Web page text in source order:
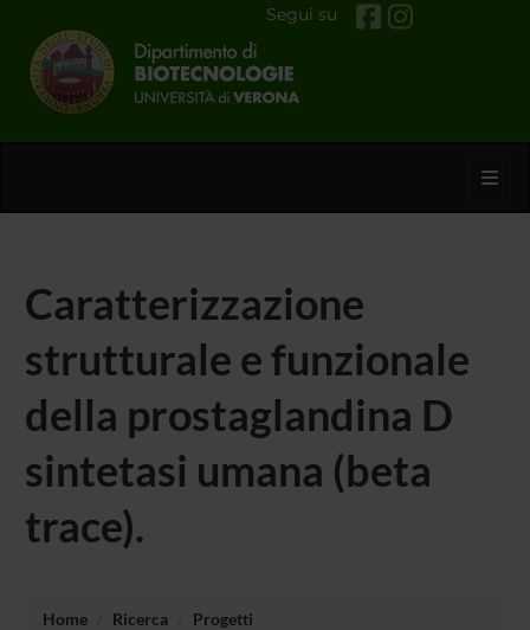
Segui su
Caratterizzazione
strutturale e funzionale
della prostaglandina D
sintetasi umana (beta
trace).
Home Ricerca
Progetti